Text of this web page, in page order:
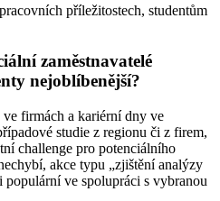
příležitostech, studentům
zaměstnavatelé
nejoblíbenější?
firmách a kariérní dny ve
studie z regionu či z firem,
challenge pro potenciálního
akce typu „zjištění analýzy
populární ve spolupráci s vybranou